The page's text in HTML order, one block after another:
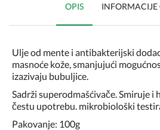
OPIS INFORMACIJE
Ulje od mente i antibakterijski
masnoće kože, smanjujući
izazivaju bubuljice.
Sadrži superodmašćivače. Smiruje i
čestu upotrebu. mikrobiološki
Pakovanje: 100g